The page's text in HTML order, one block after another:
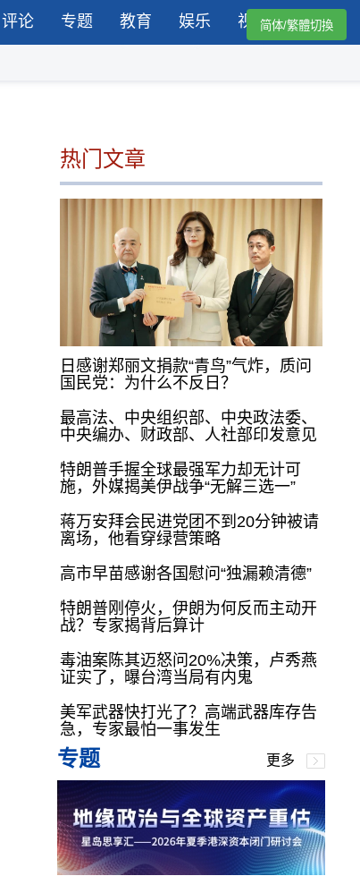
评论 专题 教育 娱乐 视频简体/繁體切換
热门文章
日感谢郑丽文捐款“青鸟”气炸，质问
国民党：为什么不反日？
最高法、中央组织部、中央政法委、
中央编办、财政部、人社部印发意见
特朗普手握全球最强军力却无计可
施，外媒揭美伊战争“无解三选一”
蒋万安拜会民进党团不到20分钟被请
离场，他看穿绿营策略
高市早苗感谢各国慰问“独漏赖清德”
特朗普刚停火，伊朗为何反而主动开
战？专家揭背后算计
毒油案陈其迈怒问20%决策，卢秀燕
证实了，曝台湾当局有内鬼
美军武器快打光了？高端武器库存告
急，专家最怕一事发生
专题 更多